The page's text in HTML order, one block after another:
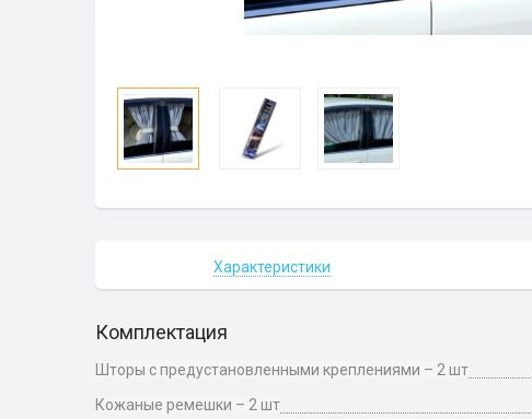
Характеристики
Комплектация
Шторы с предустановленными креплениями – 2 шт
Кожаные ремешки – 2 шт